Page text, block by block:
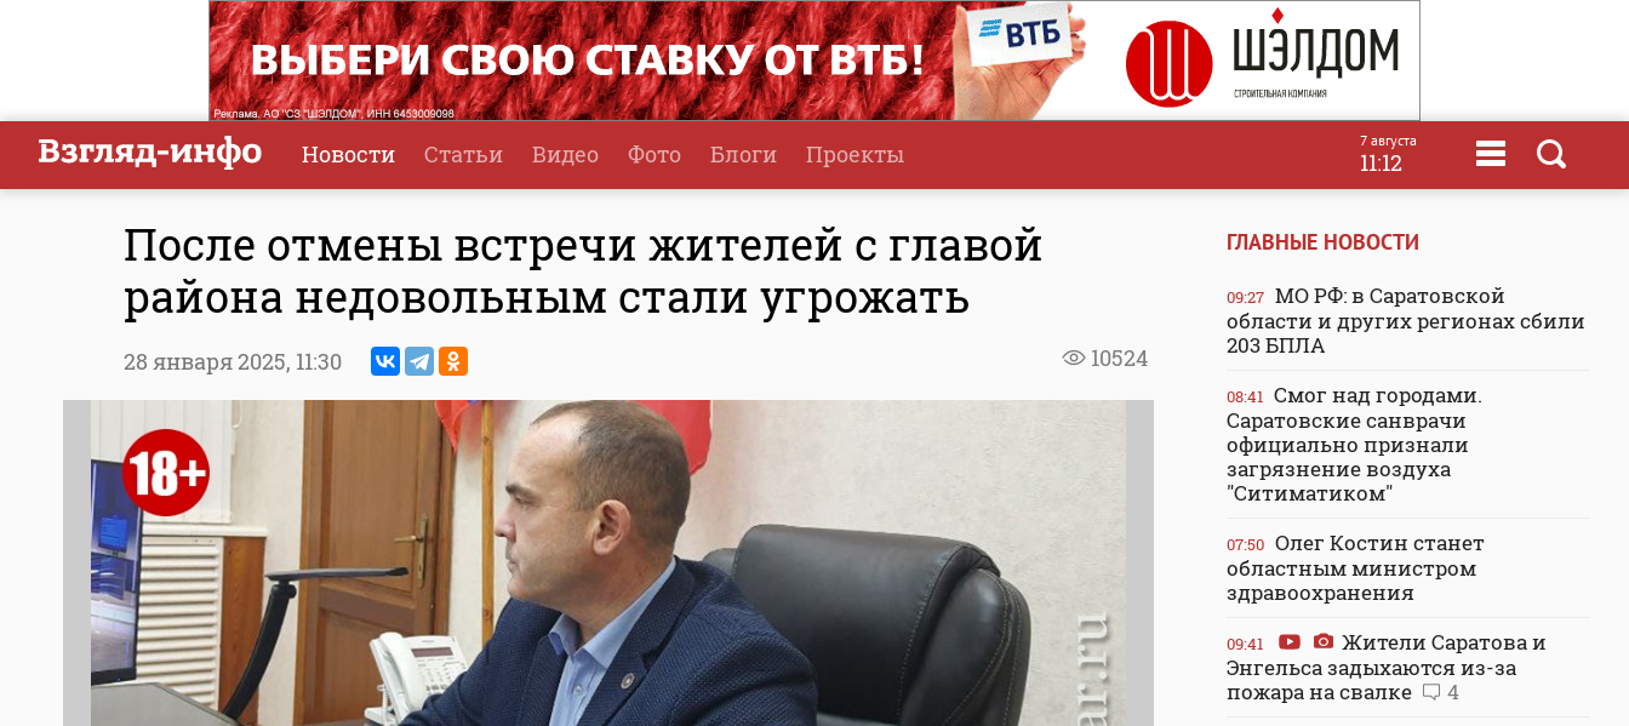
Новости Статьи Видео Фото Блоги Проекты 7 августа
11:12
После отмены встречи жителей с главой
района недовольным стали угрожать
10524
28 января 2025, 11:30
ГЛАВНЫЕ НОВОСТИ
09:27 МО РФ: в Саратовской
области и других регионах сбили
203 БПЛА
08:41 Смог над городами.
Саратовские санврачи
официально признали
загрязнение воздуха
"Ситиматиком"
07:50 Олег Костин станет
областным министром
здравоохранения
09:41
Жители Саратова и
Энгельса задыхаются из-за
пожара на свалке
4